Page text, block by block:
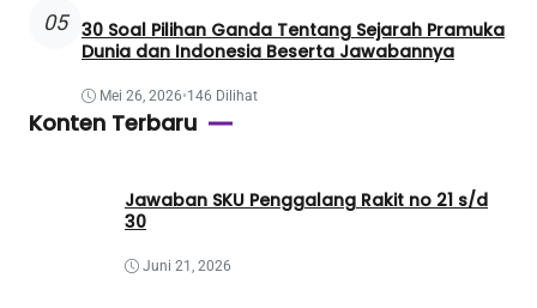
05 30 Soal Pilihan Ganda Tentang Sejarah Pramuka
Dunia dan Indonesia Beserta Jawabannya
Mei 26, 2026•146 Dilihat
Konten Terbaru
Jawaban SKU Penggalang Rakit no 21 s/d
30
Juni 21, 2026